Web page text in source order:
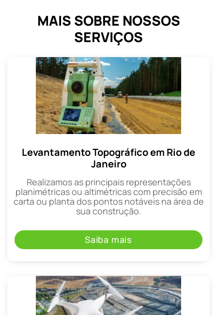
MAIS SOBRE NOSSOS
SERVIÇOS
Levantamento Topográfico em Rio de
Janeiro
Realizamos as principais representações
planimétricas ou altimétricas com precisão em
carta ou planta dos pontos notáveis na área de
sua construção.
Saiba mais